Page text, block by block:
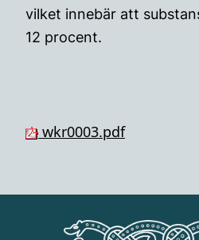
vilket innebär att
12 procent.
wkr0003.pdf